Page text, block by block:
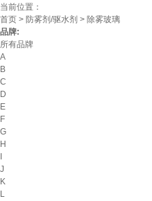
当前位置：
首页 > 防雾剂/驱水剂 > 除雾玻璃
品牌:
所有品牌
A
B
C
D
E
F
G
H
J
K
L